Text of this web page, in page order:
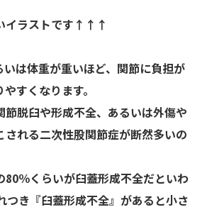
イラストです↑↑↑
いは体重が重いほど、関節に負担が
すくなります。
節脱臼や形成不全、あるいは外傷や
される二次性股関節症が断然多いの
80％くらいが臼蓋形成不全だといわ
つき『臼蓋形成不全』があると小さ